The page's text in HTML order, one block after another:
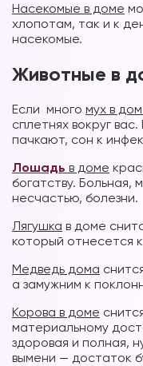
Насекомые в доме
хлопотам, так и к
насекомые.
Животные в
Если много мух в
сплетнях вокруг
пачкают, сон к
Лошадь в доме
богатству.
несчастью, болезни.
Лягушка в доме
который отнесется
Медведь дома
а замужним к
Корова в доме
материальному
здоровая и полная,
вымени — достаток